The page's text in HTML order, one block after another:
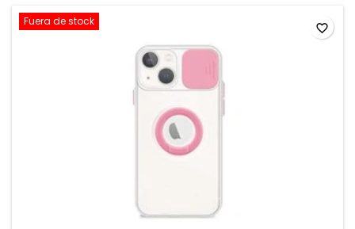
Fuera de stock favorite_border